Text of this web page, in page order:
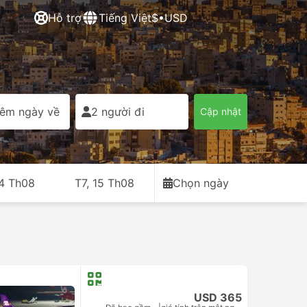
Hỗ trợ Tiếng Việt$•USD
ngày về 2 người đi Cập nhật
Th08 T7, 15 Th08 Chọn ngày
USD 365